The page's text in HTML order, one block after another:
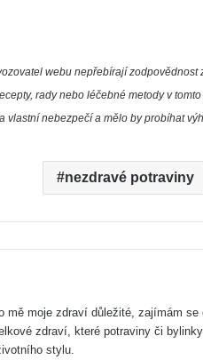
webu nepřebírají
rady nebo léčebné metody v
vlastní nebezpečí a mělo by probíhat
nezdravé potraviny
mě moje zdraví důležité, zajímám
zdraví, které potraviny či
stylu.